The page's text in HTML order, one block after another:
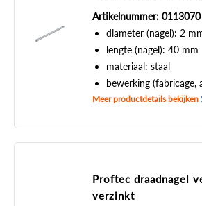
Artikelnummer: 0113070
diameter (nagel): 2
lengte (nagel): 40 mm
materiaal: staal
bewerking (fabricage,
Meer productdetails bekijken
Proftec draadnagel
verzinkt